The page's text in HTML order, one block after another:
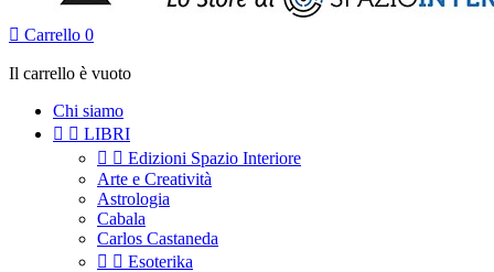
 Carrello 0
Il carrello è vuoto
Chi siamo
  LIBRI
  Edizioni Spazio Interiore
Arte e Creatività
Astrologia
Cabala
Carlos Castaneda
  Esoterika